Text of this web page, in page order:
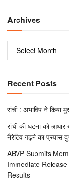
Archives
Recent Posts
रांची : अभाविप ने किया
रांची की घटना को आधार
नैरेटिव गढ़ने का प्रयास
ABVP Submits
Immediate
Results